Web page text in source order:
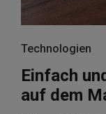
Technologien
Einfach
auf dem